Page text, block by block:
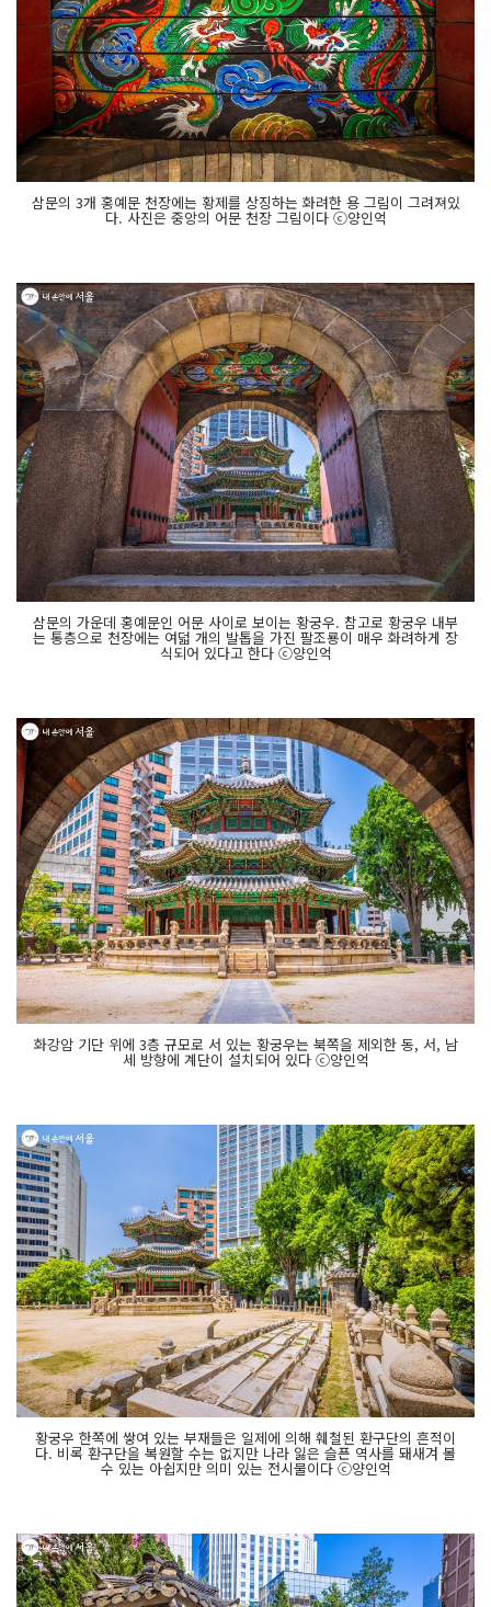
삼문의 3개 홍예문 천장에는 황제를 상징하는 화려한 용 그림이 그려져있
다. 사진은 중앙의 어문 천장 그림이다 ⓒ양인억
삼문의 가운데 홍예문인 어문 사이로 보이는 황궁우. 참고로 황궁우 내부
는 통층으로 천장에는 여덟 개의 발톱을 가진 팔조룡이 매우 화려하게 장
식되어 있다고 한다 ⓒ양인억
화강암 기단 위에 3층 규모로 서 있는 황궁우는 북쪽을 제외한 동, 서, 남
세 방향에 계단이 설치되어 있다 ⓒ양인억
황궁우 한쪽에 쌓여 있는 부재들은 일제에 의해 훼철된 환구단의 흔적이
다. 비록 환구단을 복원할 수는 없지만 나라 잃은 슬픈 역사를 돼새겨 볼
수 있는 아쉽지만 의미 있는 전시물이다 ⓒ양인억